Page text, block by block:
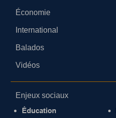
Économie
International
Balados
Vidéos
Enjeux sociaux
Éducation